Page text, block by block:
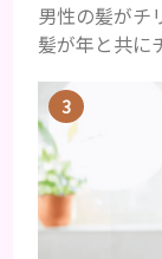
男性の髪がチ
髪が年と共に
にツヤがあ
でペタンとす
ょう。特に大
以降の男性に
髪が生え変わ
ます。髪が